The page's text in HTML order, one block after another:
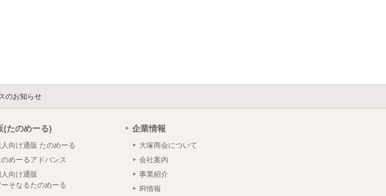
のお知らせ
(たのめーる)
向け通販 たのめーる
のめーるアドバンス
向け通販
そなるたのめーる
企業情報
大塚商会について
会社案内
事業紹介
IR情報